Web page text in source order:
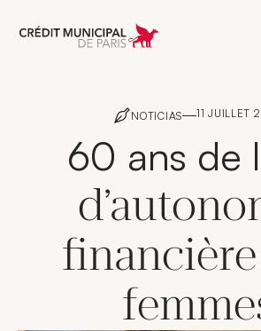
Aller à
NOTICIAS 11 JUILLET
60 ans de